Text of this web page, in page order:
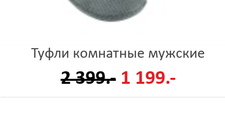
Туфли комнатные мужские
2 399.- 1 199.-